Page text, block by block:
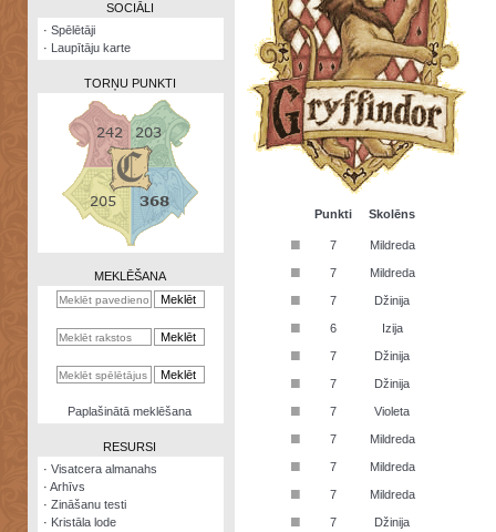
Zināšanu
kalkulators
Nomētātās
SOCIĀLI
·Spēlētāji
· Laupītāju karte
TORŅU PUNKTI
MEKLĒŠANA
Paplašinātā meklēšana
RESURSI
·Visatcera almanahs
·Arhīvs
·Zināšanu testi
· Kristāla lode
Punkti Skolēns
■ 7 Mildreda
■ 7 Mildreda
■ 7 Džinija
■ 6 Izija
■ 7 Džinija
■ 7 Džinija
■ 7 Violeta
■ 7 Mildreda
■ 7 Mildreda
■ 7 Mildreda
■ 7 Džinija